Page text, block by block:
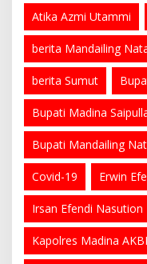
Atika Azmi Utammi
berita Mandailing
berita Sumut
Bupati Madina
Bupati Mandailing
Covid-19 Erwin
Irsan Efendi Nasution
Kapolres Madina